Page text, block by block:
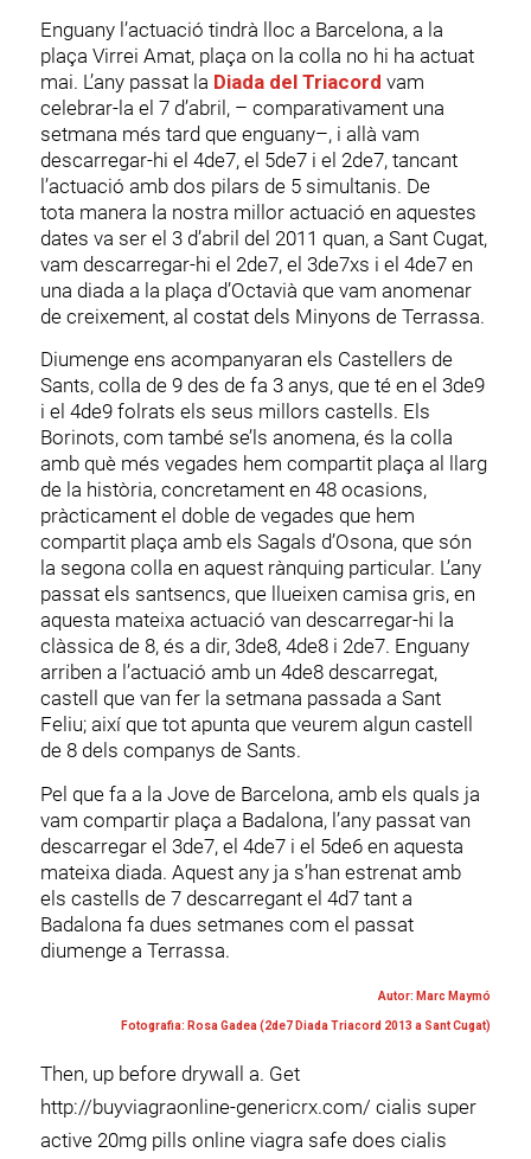
Enguany l’actuació tindrà lloc a Barcelona, a la
plaça Virrei Amat, plaça on la colla no hi ha actuat
mai. L’any passat la Diada del Triacord vam
celebrar-la el 7 d’abril, – comparativament una
setmana més tard que enguany–, i allà vam
descarregar-hi el 4de7, el 5de7 i el 2de7, tancant
l’actuació amb dos pilars de 5 simultanis. De
tota manera la nostra millor actuació en aquestes
dates va ser el 3 d’abril del 2011 quan, a Sant Cugat,
vam descarregar-hi el 2de7, el 3de7xs i el 4de7 en
una diada a la plaça d’Octavià que vam anomenar
de creixement, al costat dels Minyons de Terrassa.
Diumenge ens acompanyaran els Castellers de
Sants, colla de 9 des de fa 3 anys, que té en el 3de9
i el 4de9 folrats els seus millors castells. Els
Borinots, com també se’ls anomena, és la colla
amb què més vegades hem compartit plaça al llarg
de la història, concretament en 48 ocasions,
pràcticament el doble de vegades que hem
compartit plaça amb els Sagals d’Osona, que són
la segona colla en aquest rànquing particular. L’any
passat els santsencs, que llueixen camisa gris, en
aquesta mateixa actuació van descarregar-hi la
clàssica de 8, és a dir, 3de8, 4de8 i 2de7. Enguany
arriben a l’actuació amb un 4de8 descarregat,
castell que van fer la setmana passada a Sant
Feliu; així que tot apunta que veurem algun castell
de 8 dels companys de Sants.
Pel que fa a la Jove de Barcelona, amb els quals ja
vam compartir plaça a Badalona, l’any passat van
descarregar el 3de7, el 4de7 i el 5de6 en aquesta
mateixa diada. Aquest any ja s’han estrenat amb
els castells de 7 descarregant el 4d7 tant a
Badalona fa dues setmanes com el passat
diumenge a Terrassa.
Autor: Marc Maymó
Fotografia: Rosa Gadea (2de7 Diada Triacord 2013 a Sant Cugat)
Then, up before drywall a. Get
http://buyviagraonline-genericrx.com/ cialis super
active 20mg pills online viagra safe does cialis